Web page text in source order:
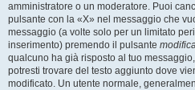
amministratore o un moderatore. Puoi
pulsante con la «X» nel messaggio che
messaggio (a volte solo per un limitato
inserimento) premendo il pulsante
qualcuno ha già risposto al tuo
potresti trovare del testo aggiunto dove
modificato. Un utente normale,